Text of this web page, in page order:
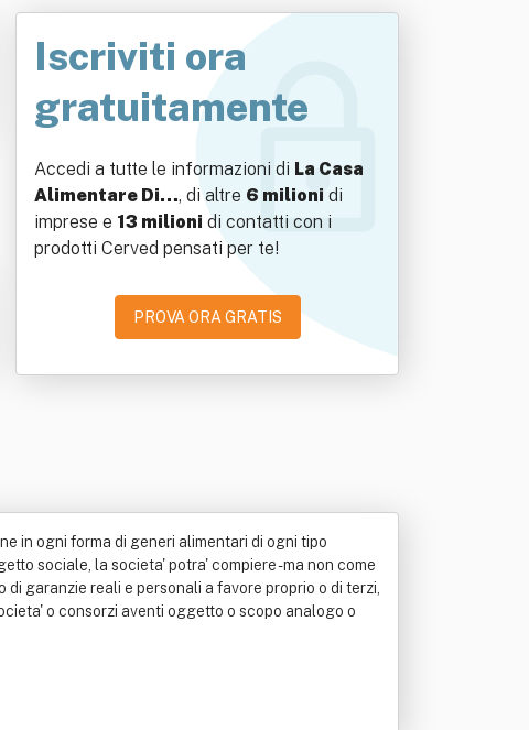
Iscriviti ora
gratuitamente
Accedi a tutte le informazioni di La Casa
Alimentare Di…, di altre 6 milioni di
imprese e 13 milioni di contatti con i
prodotti Cerved pensati per te!
PROVA ORA GRATIS
in ogni forma di generi alimentari di ogni tipo
sociale, la societa' potra' compiere - ma non come
garanzie reali e personali a favore proprio o di terzi,
o consorzi aventi oggetto o scopo analogo o